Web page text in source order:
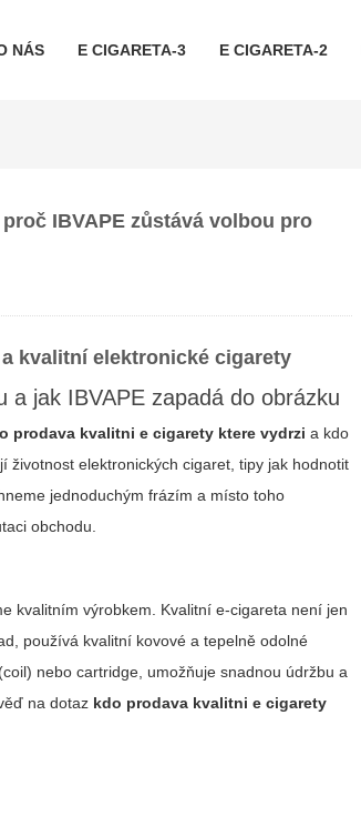
NÁS E CIGARETA-3 E CIGARETA-2
IBVAPE zůstává volbou pro
kvalitní elektronické cigarety
jak IBVAPE zapadá do obrázku
prodava kvalitni e cigarety ktere vydrzi a kdo
elektronických cigaret, tipy jak hodnotit
jednoduchým frázím a místo toho
obchodu.
kvalitním výrobkem. Kvalitní e-cigareta není jen
používá kvalitní kovové a tepelně odolné
nebo cartridge, umožňuje snadnou údržbu a
na dotaz kdo prodava kvalitni e cigarety